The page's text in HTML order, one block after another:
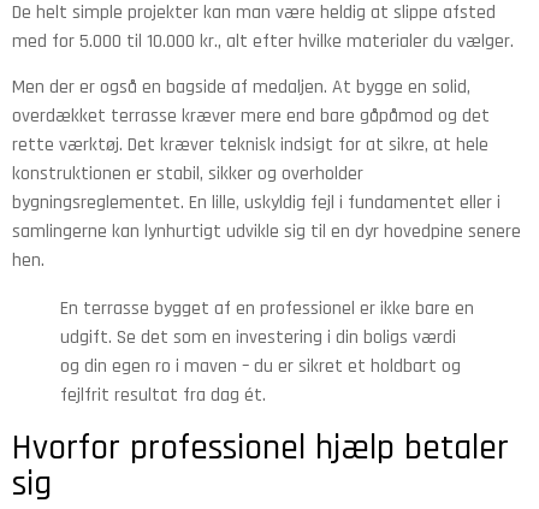
De helt simple projekter kan man være heldig at slippe afsted
med for 5.000 til 10.000 kr., alt efter hvilke materialer du vælger.
Men der er også en bagside af medaljen. At bygge en solid,
overdækket terrasse kræver mere end bare gåpåmod og det
rette værktøj. Det kræver teknisk indsigt for at sikre, at hele
konstruktionen er stabil, sikker og overholder
bygningsreglementet. En lille, uskyldig fejl i fundamentet eller i
samlingerne kan lynhurtigt udvikle sig til en dyr hovedpine senere
hen.
En terrasse bygget af en professionel er ikke bare en
udgift. Se det som en investering i din boligs værdi
og din egen ro i maven – du er sikret et holdbart og
fejlfrit resultat fra dag ét.
Hvorfor professionel hjælp betaler
sig